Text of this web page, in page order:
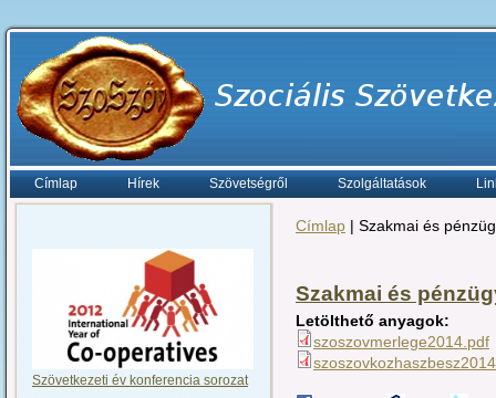
Címlap Hírek Szövetségről Szolgáltatások
Szövetkezeti év konferencia sorozat
Címlap | Szakmai és
Szakmai és
Letölthető anyagok:
szoszovmerlege2014.pdf